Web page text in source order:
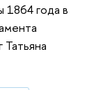
1864 года в